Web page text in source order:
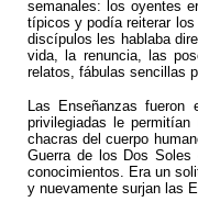
semanales: los oyentes
típicos y podía reiterar
discípulos les hablaba
vida, la renuncia, las
relatos, fábulas sencillas
Las Enseñanzas
privilegiadas le
chacras del cuerpo
Guerra de los Dos
conocimientos. Era un
y nuevamente surjan las